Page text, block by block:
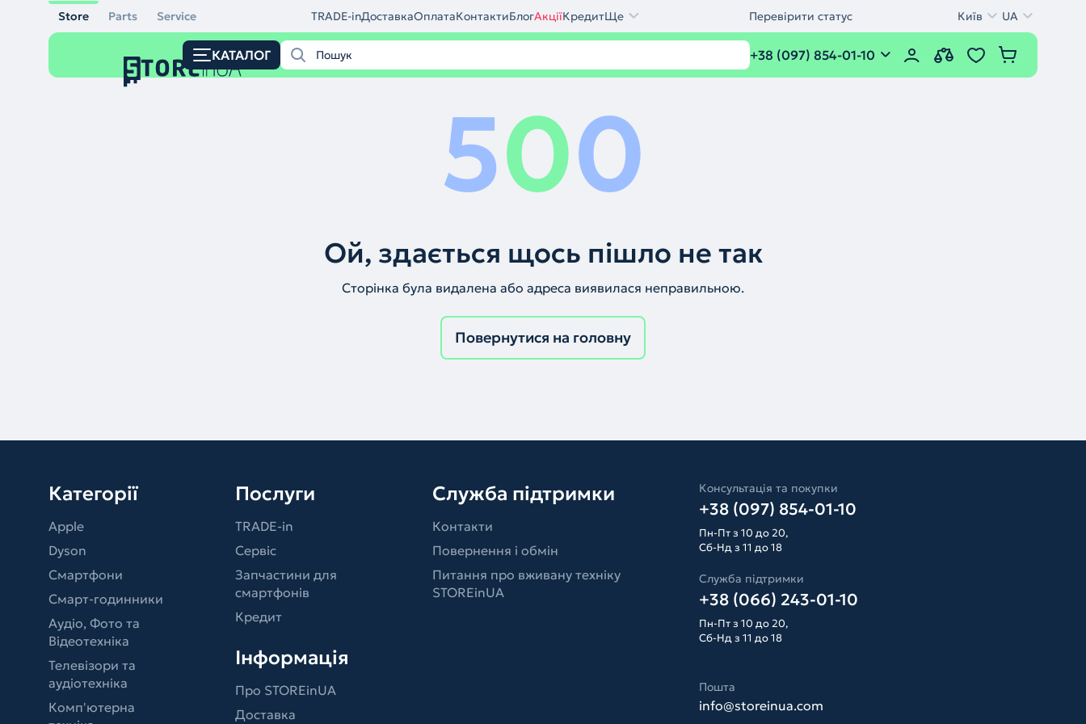
Store Parts Service TRADE-inДоставкаОплатаКонтактиБлогАкціїКредитЩе Перевірити статус Київ UA
КАТАЛОГ +38 (097) 854-01-10
500
Ой, здається щось пішло не так
Сторінка була видалена або адреса виявилася неправильною.
Повернутися на головну
Категорії
Apple
Dyson
Смартфони
Смарт-годинники
Аудіо, Фото та
Відеотехніка
Телевізори та
аудіотехніка
Комп'ютерна
Послуги
TRADE-in
Сервіс
Запчастини для
смартфонів
Кредит
Інформація
Про STOREinUA
Доставка
Служба підтримки
Контакти
Повернення і обмін
Питання про вживану техніку
STOREinUA
Консультація та покупки
+38 (097) 854-01-10
Пн-Пт з 10 до 20,
Сб-Нд з 11 до 18
Служба підтримки
+38 (066) 243-01-10
Пн-Пт з 10 до 20,
Сб-Нд з 11 до 18
Пошта
info@storeinua.com